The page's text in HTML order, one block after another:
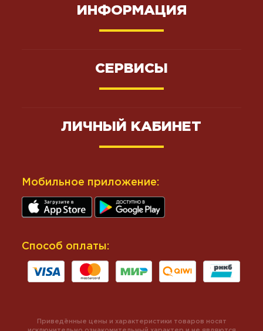
ИНФОРМАЦИЯ
СЕРВИСЫ
ЛИЧНЫЙ КАБИНЕТ
Мобильное приложение:
Способ оплаты:
Приведённые цены и характеристики товаров носят